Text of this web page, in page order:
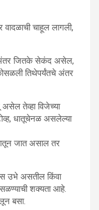
चाहूल लागली,
अंतर जितके सेकंद असेल,
तिथेपर्यंतचे अंतर
तेव्हा विजेच्या
धातूचेनळ असलेल्या
जात असाल तर
उभे असतील किंवा
शक्यता आहे.
बसा.